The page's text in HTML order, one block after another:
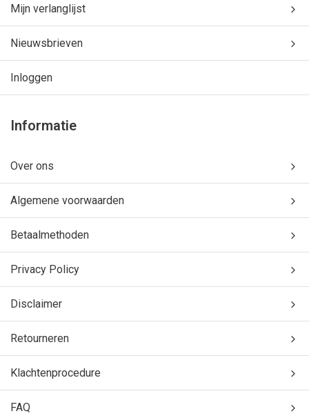
Mijn verlanglijst
Nieuwsbrieven
Inloggen
Informatie
Over ons
Algemene voorwaarden
Betaalmethoden
Privacy Policy
Disclaimer
Retourneren
Klachtenprocedure
FAQ